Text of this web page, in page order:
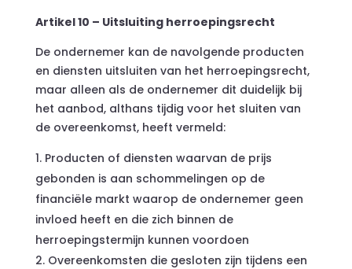
Artikel 10 – Uitsluiting herroepingsrecht
De ondernemer kan de navolgende producten
en diensten uitsluiten van het herroepingsrecht,
maar alleen als de ondernemer dit duidelijk bij
het aanbod, althans tijdig voor het sluiten van
de overeenkomst, heeft vermeld:
Producten of diensten waarvan de prijs
gebonden is aan schommelingen op de
financiële markt waarop de ondernemer geen
invloed heeft en die zich binnen de
herroepingstermijn kunnen voordoen
Overeenkomsten die gesloten zijn tijdens een